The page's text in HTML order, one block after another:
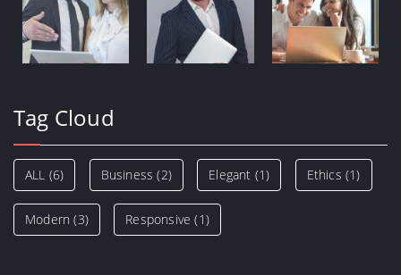
Tag Cloud
ALL (6) Business (2) Elegant (1) Ethics (1)
Modern (3) Responsive (1)